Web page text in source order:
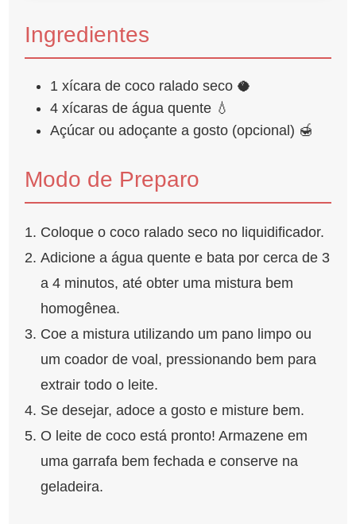
Ingredientes
1 xícara de coco ralado seco 🥥
4 xícaras de água quente 💧
Açúcar ou adoçante a gosto (opcional) 🍯
Modo de Preparo
Coloque o coco ralado seco no liquidificador.
Adicione a água quente e bata por cerca de 3
a 4 minutos, até obter uma mistura bem
homogênea.
Coe a mistura utilizando um pano limpo ou
um coador de voal, pressionando bem para
extrair todo o leite.
Se desejar, adoce a gosto e misture bem.
O leite de coco está pronto! Armazene em
uma garrafa bem fechada e conserve na
geladeira.